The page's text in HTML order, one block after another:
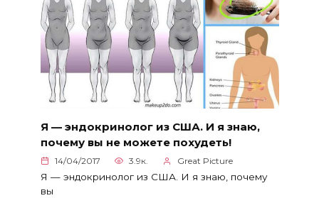
Я — эндокринолог из США. И я знаю,
почему вы не можете похудеть!
14/04/2017 3.9к. Great Picture
Я — эндокринолог из США. И я знаю, почему
вы